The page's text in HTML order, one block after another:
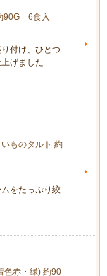
90G 6食入
付け、ひとつ
げました
ものタルト 約
をたっぷり絞
色赤・緑) 約90